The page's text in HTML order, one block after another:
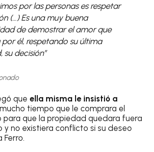
por las personas es respetar
(…) Es una muy buena
de demostrar el amor que
por él, respetando su última
su decisión”
que ella misma le insistió a
tiempo que le comprara el
que la propiedad quedara fuera
y no existiera conflicto si su deseo
Ferro.